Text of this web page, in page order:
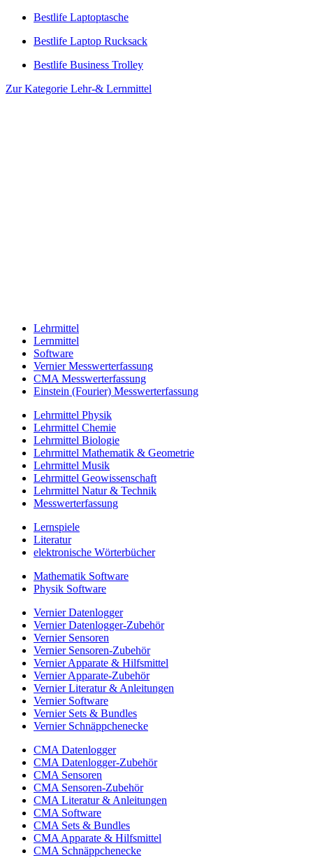
Bestlife Laptoptasche
Bestlife Laptop Rucksack
Bestlife Business Trolley
Zur Kategorie Lehr-& Lernmittel
Lehrmittel
Lernmittel
Software
Vernier Messwerterfassung
CMA Messwerterfassung
Einstein (Fourier) Messwerterfassung
Lehrmittel Physik
Lehrmittel Chemie
Lehrmittel Biologie
Lehrmittel Mathematik & Geometrie
Lehrmittel Musik
Lehrmittel Geowissenschaft
Lehrmittel Natur & Technik
Messwerterfassung
Lernspiele
Literatur
elektronische Wörterbücher
Mathematik Software
Physik Software
Vernier Datenlogger
Vernier Datenlogger-Zubehör
Vernier Sensoren
Vernier Sensoren-Zubehör
Vernier Apparate & Hilfsmittel
Vernier Apparate-Zubehör
Vernier Literatur & Anleitungen
Vernier Software
Vernier Sets & Bundles
Vernier Schnäppchenecke
CMA Datenlogger
CMA Datenlogger-Zubehör
CMA Sensoren
CMA Sensoren-Zubehör
CMA Literatur & Anleitungen
CMA Software
CMA Sets & Bundles
CMA Apparate & Hilfsmittel
CMA Schnäppchenecke